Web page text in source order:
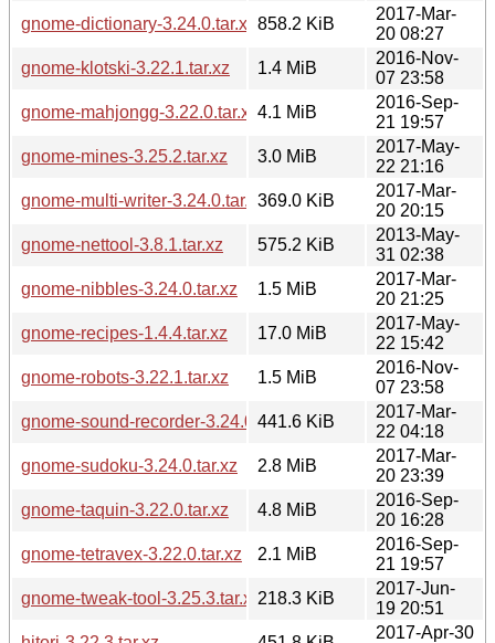
gnome-dictionary-3.24.0.tar.xz 858.2 KiB
2017-Mar-
20 08:27
gnome-klotski-3.22.1.tar.xz
1.4 MiB
2016-Nov-
07 23:58
gnome-mahjongg-3.22.0.tar.xz4.1 MiB
2016-Sep-
21 19:57
gnome-mines-3.25.2.tar.xz
3.0 MiB
2017-May-
22 21:16
gnome-multi-writer-3.24.0.tar.xz369.0 KiB
2017-Mar-
20 20:15
gnome-nettool-3.8.1.tar.xz
575.2 KiB
2013-May-
31 02:38
gnome-nibbles-3.24.0.tar.xz
1.5 MiB
2017-Mar-
20 21:25
gnome-recipes-1.4.4.tar.xz
17.0 MiB
2017-May-
22 15:42
gnome-robots-3.22.1.tar.xz
1.5 MiB
2016-Nov-
07 23:58
gnome-sound-recorder-3.24.0.1.tar.xz
441.6 KiB
2017-Mar-
22 04:18
gnome-sudoku-3.24.0.tar.xz
2.8 MiB
2017-Mar-
20 23:39
gnome-taquin-3.22.0.tar.xz
4.8 MiB
2016-Sep-
20 16:28
gnome-tetravex-3.22.0.tar.xz
2.1 MiB
2016-Sep-
21 19:57
gnome-tweak-tool-3.25.3.tar.xz218.3 KiB
2017-Jun-
19 20:51
2017-Apr-30